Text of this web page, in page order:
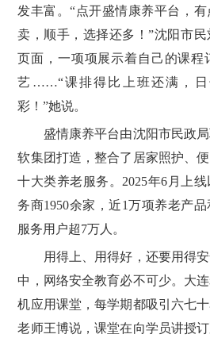
发丰富。“点开盛情康养平台，
卖，顺手，选择还多！”沈阳市
页面，一项项展示着自己的课程
艺……“课排得比上班还满，日
彩！”她说。
盛情康养平台由沈阳市民政局
软集团打造，整合了居家照护、
十大类养老服务。2025年6月上
务商1950余家，近1万项养老产
服务用户超7万人。
用得上、用得好，还要用得安
中，网络安全教育必不可少。大
机应用课堂，每学期都吸引六七
老师王博说，课堂在向学员讲授